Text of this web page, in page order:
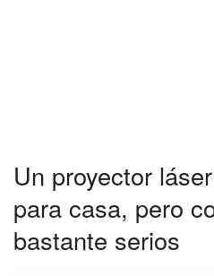
Un proyector
para casa, pero
bastante serios